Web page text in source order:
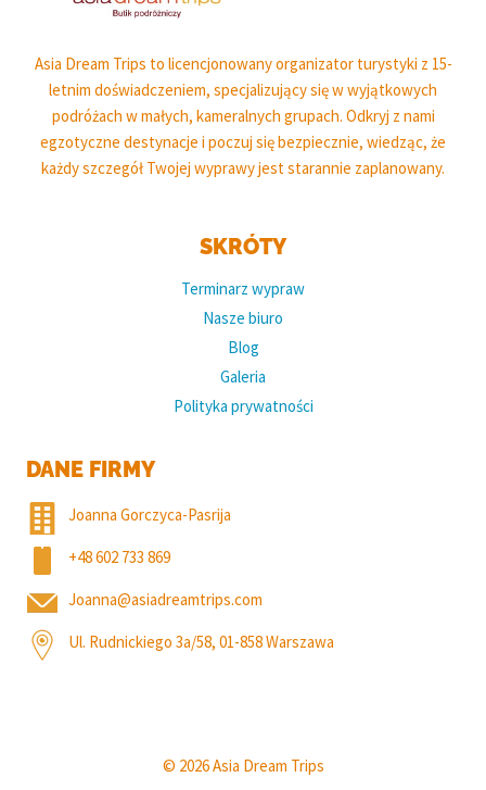
Asia Dream Trips to licencjonowany organizator turystyki z 15-
letnim doświadczeniem, specjalizujący się w wyjątkowych
podróżach w małych, kameralnych grupach. Odkryj z nami
egzotyczne destynacje i poczuj się bezpiecznie, wiedząc, że
każdy szczegół Twojej wyprawy jest starannie zaplanowany.
SKRÓTY
Terminarz wypraw
Nasze biuro
Blog
Galeria
Polityka prywatności
DANE FIRMY
Joanna Gorczyca-Pasrija
+48 602 733 869
Joanna@asiadreamtrips.com
Ul. Rudnickiego 3a/58, 01-858 Warszawa
© 2026 Asia Dream Trips